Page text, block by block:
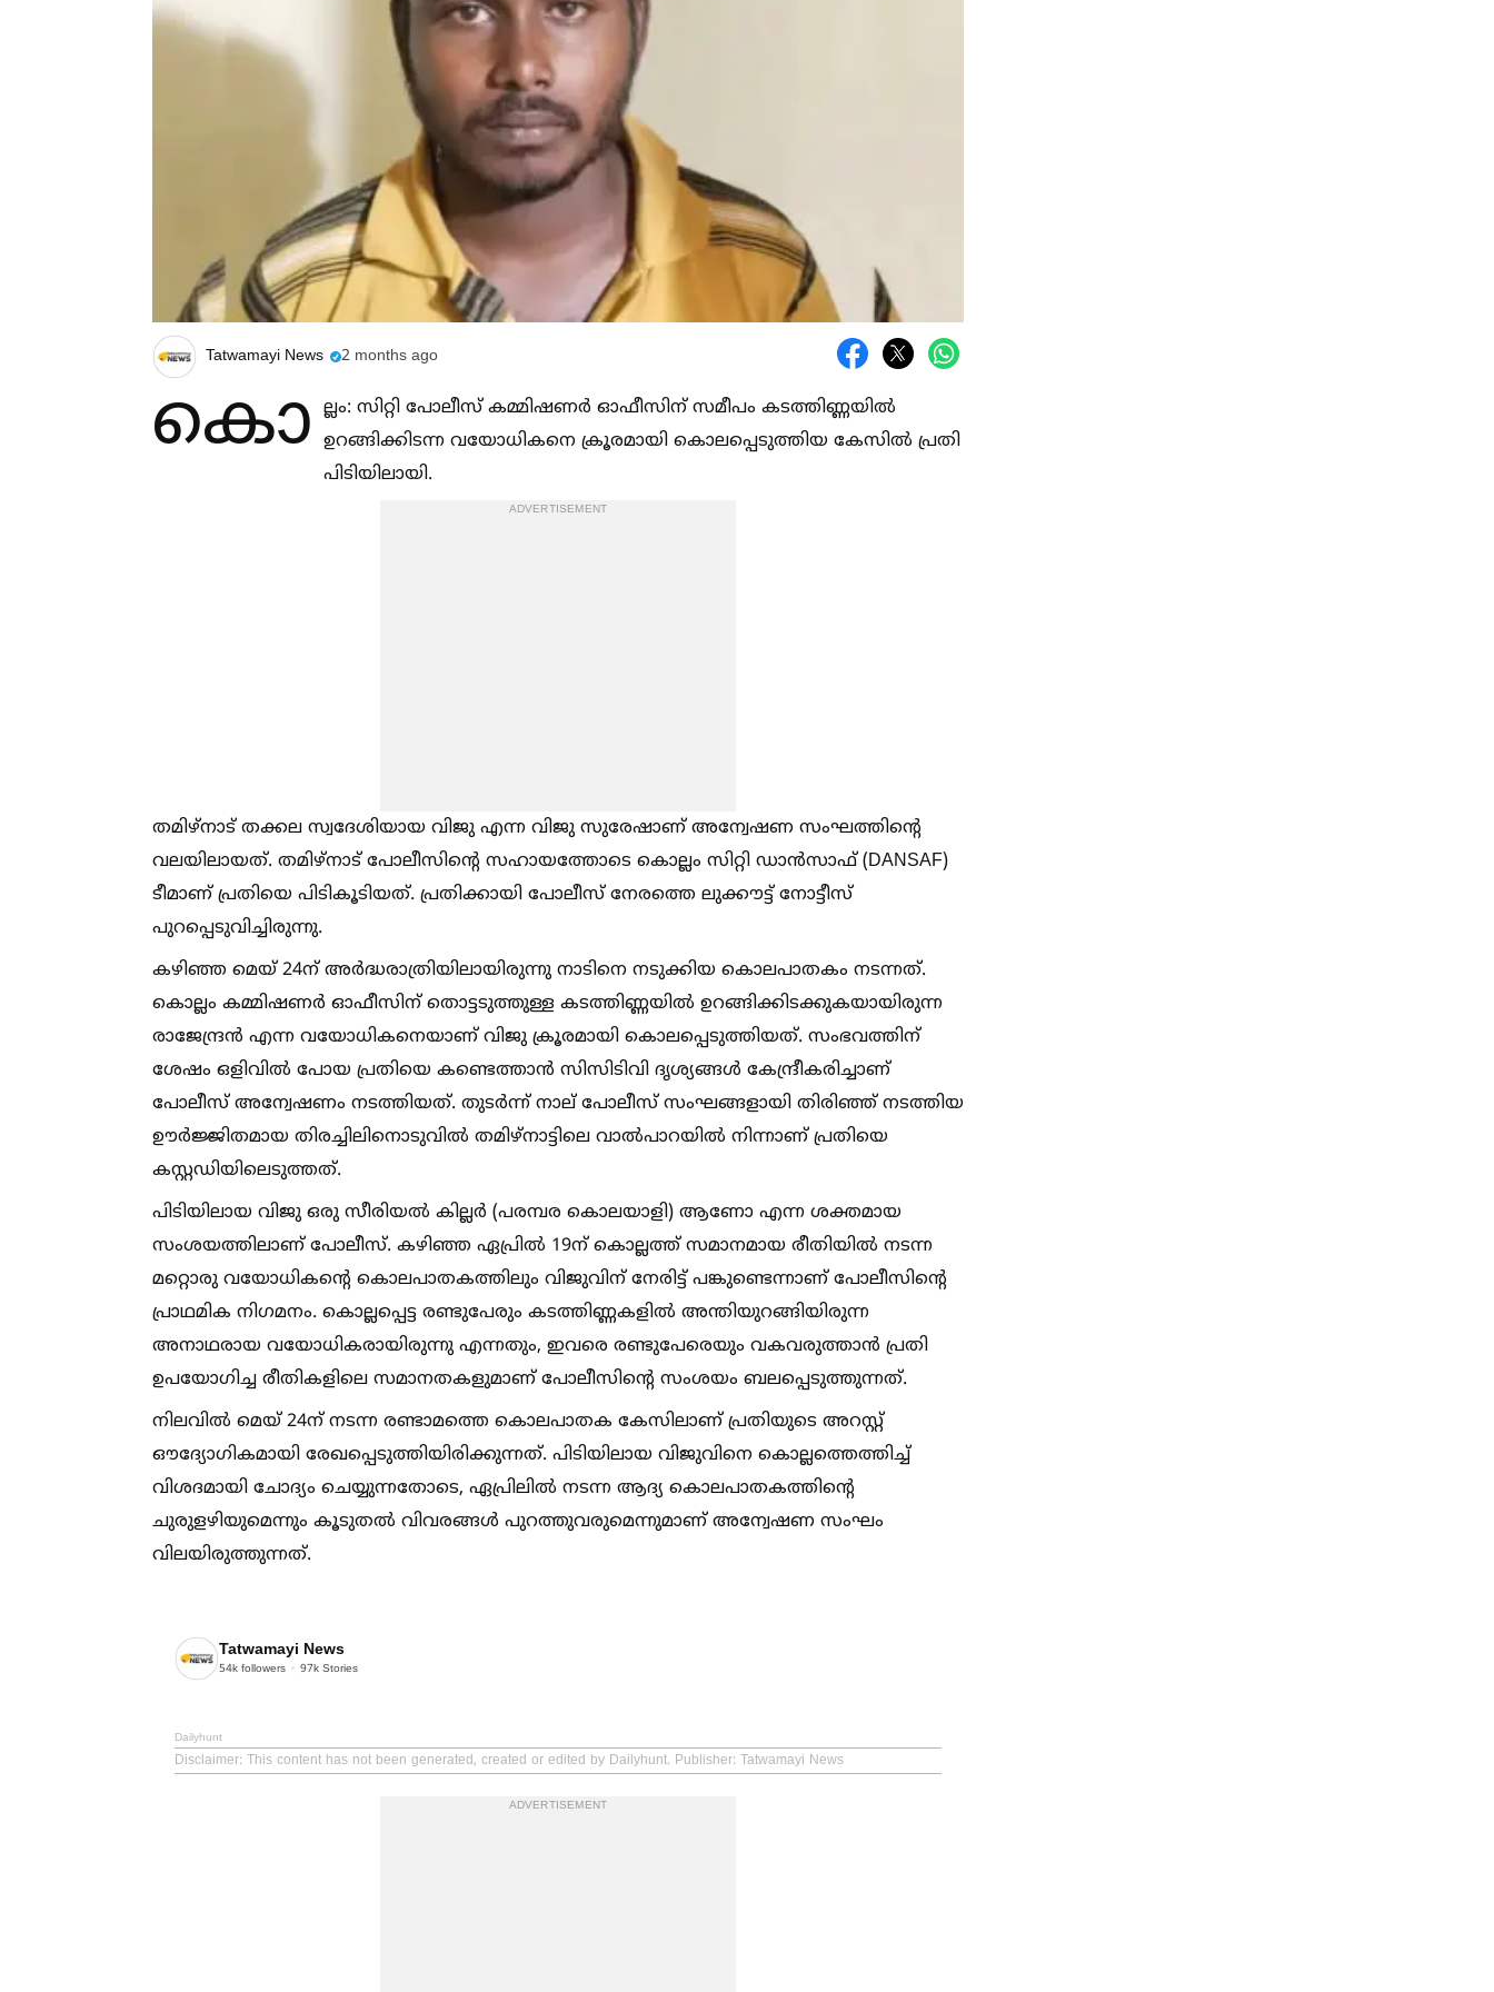
Tatwamayi News 2 months ago
കൊ ല്ലം: സിറ്റി പോലീസ് കമ്മിഷണർ ഓഫീസിന് സമീപം കടത്തിണ്ണയില്‍
ഉറങ്ങിക്കിടന്ന വയോധികനെ ക്രൂരമായി കൊലപ്പെടുത്തിയ കേസില്‍ പ്രതി
പിടിയിലായി.
ADVERTISEMENT
തമിഴ്‌നാട് തക്കല സ്വദേശിയായ വിജു എന്ന വിജു സുരേഷാണ് അന്വേഷണ സംഘത്തിന്റെ
വലയിലായത്. തമിഴ്‌നാട് പോലീസിന്റെ സഹായത്തോടെ കൊല്ലം സിറ്റി ഡാൻസാഫ് (DANSAF)
ടീമാണ് പ്രതിയെ പിടികൂടിയത്. പ്രതിക്കായി പോലീസ് നേരത്തെ ലുക്കൗട്ട് നോട്ടീസ്
പുറപ്പെടുവിച്ചിരുന്നു.
കഴിഞ്ഞ മെയ് 24ന് അർദ്ധരാത്രിയിലായിരുന്നു നാടിനെ നടുക്കിയ കൊലപാതകം നടന്നത്.
കൊല്ലം കമ്മിഷണർ ഓഫീസിന് തൊട്ടടുത്തുള്ള കടത്തിണ്ണയില്‍ ഉറങ്ങിക്കിടക്കുകയായിരുന്ന
രാജേന്ദ്രൻ എന്ന വയോധികനെയാണ് വിജു ക്രൂരമായി കൊലപ്പെടുത്തിയത്. സംഭവത്തിന്
ശേഷം ഒളിവില്‍ പോയ പ്രതിയെ കണ്ടെത്താൻ സിസിടിവി ദൃശ്യങ്ങള്‍ കേന്ദ്രീകരിച്ചാണ്
പോലീസ് അന്വേഷണം നടത്തിയത്. തുടർന്ന് നാല് പോലീസ് സംഘങ്ങളായി തിരിഞ്ഞ് നടത്തിയ
ഊർജ്ജിതമായ തിരച്ചിലിനൊടുവില്‍ തമിഴ്‌നാട്ടിലെ വാല്‍പാറയില്‍ നിന്നാണ് പ്രതിയെ
കസ്റ്റഡിയിലെടുത്തത്.
പിടിയിലായ വിജു ഒരു സീരിയല്‍ കില്ലർ (പരമ്പര കൊലയാളി) ആണോ എന്ന ശക്തമായ
സംശയത്തിലാണ് പോലീസ്. കഴിഞ്ഞ ഏപ്രില്‍ 19ന് കൊല്ലത്ത് സമാനമായ രീതിയില്‍ നടന്ന
മറ്റൊരു വയോധികന്റെ കൊലപാതകത്തിലും വിജുവിന് നേരിട്ട് പങ്കുണ്ടെന്നാണ് പോലീസിന്റെ
പ്രാഥമിക നിഗമനം. കൊല്ലപ്പെട്ട രണ്ടുപേരും കടത്തിണ്ണകളില്‍ അന്തിയുറങ്ങിയിരുന്ന
അനാഥരായ വയോധികരായിരുന്നു എന്നതും, ഇവരെ രണ്ടുപേരെയും വകവരുത്താൻ പ്രതി
ഉപയോഗിച്ച രീതികളിലെ സമാനതകളുമാണ് പോലീസിന്റെ സംശയം ബലപ്പെടുത്തുന്നത്.
നിലവില്‍ മെയ് 24ന് നടന്ന രണ്ടാമത്തെ കൊലപാതക കേസിലാണ് പ്രതിയുടെ അറസ്റ്റ്
ഔദ്യോഗികമായി രേഖപ്പെടുത്തിയിരിക്കുന്നത്. പിടിയിലായ വിജുവിനെ കൊല്ലത്തെത്തിച്ച്‌
വിശദമായി ചോദ്യം ചെയ്യുന്നതോടെ, ഏപ്രിലില്‍ നടന്ന ആദ്യ കൊലപാതകത്തിന്റെ
ചുരുളഴിയുമെന്നും കൂടുതല്‍ വിവരങ്ങള്‍ പുറത്തുവരുമെന്നുമാണ് അന്വേഷണ സംഘം
വിലയിരുത്തുന്നത്.
Tatwamayi News
54k followers 97k Stories
Dailyhunt
Disclaimer: This content has not been generated, created or edited by Dailyhunt. Publisher: Tatwamayi News
ADVERTISEMENT